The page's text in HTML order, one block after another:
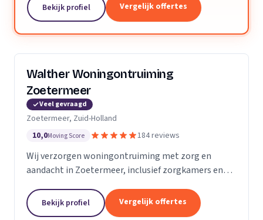
Bekijk profiel Vergelijk offertes
Walther Woningontruiming
Zoetermeer
Veel gevraagd
Zoetermeer, Zuid-Holland
10,0Moving Score 184 reviews
Wij verzorgen woningontruiming met zorg en
aandacht in Zoetermeer, inclusief zorgkamers en
Bekijk profiel Vergelijk offertes